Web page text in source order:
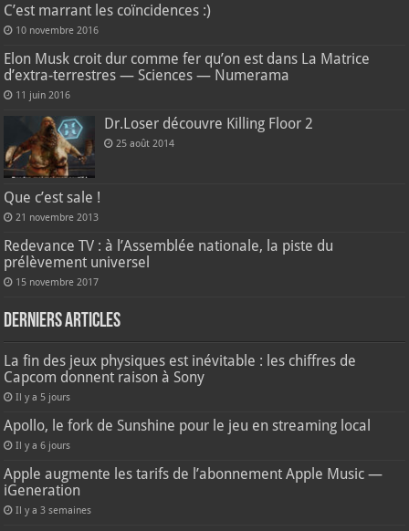
C’est marrant les coïncidences :)
10 novembre 2016
Elon Musk croit dur comme fer qu’on est dans La Matrice
d’extra-terrestres — Sciences — Numerama
11 juin 2016
Dr.Loser découvre Killing Floor 2
25 août 2014
Que c’est sale !
21 novembre 2013
Redevance TV : à l’Assemblée nationale, la piste du
prélèvement universel
15 novembre 2017
Derniers articles
La fin des jeux physiques est inévitable : les chiffres de
Capcom donnent raison à Sony
Il y a 5 jours
Apollo, le fork de Sunshine pour le jeu en streaming local
Il y a 6 jours
Apple augmente les tarifs de l’abonnement Apple Music —
iGeneration
Il y a 3 semaines